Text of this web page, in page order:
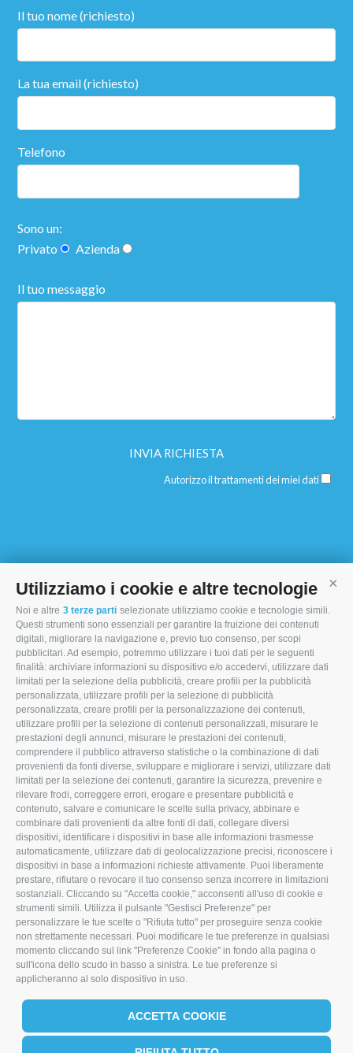
Utilizziamo i cookie e altre tecnologie
Noi e altre 3 terze parti selezionate utilizziamo cookie e tecnologie simili.
Questi strumenti sono essenziali per garantire la fruizione dei contenuti
digitali, migliorare la navigazione e, previo tuo consenso, per scopi
pubblicitari. Ad esempio, potremmo utilizzare i tuoi dati per le seguenti
finalità: archiviare informazioni su dispositivo e/o accedervi, utilizzare dati
limitati per la selezione della pubblicità, creare profili per la pubblicità
personalizzata, utilizzare profili per la selezione di pubblicità
personalizzata, creare profili per la personalizzazione dei contenuti,
utilizzare profili per la selezione di contenuti personalizzati, misurare le
prestazioni degli annunci, misurare le prestazioni dei contenuti,
comprendere il pubblico attraverso statistiche o la combinazione di dati
provenienti da fonti diverse, sviluppare e migliorare i servizi, utilizzare dati
limitati per la selezione dei contenuti, garantire la sicurezza, prevenire e
rilevare frodi, correggere errori, erogare e presentare pubblicità e
contenuto, salvare e comunicare le scelte sulla privacy, abbinare e
combinare dati provenienti da altre fonti di dati, collegare diversi
dispositivi, identificare i dispositivi in base alle informazioni trasmesse
automaticamente, utilizzare dati di geolocalizzazione precisi, riconoscere i
dispositivi in base a informazioni richieste attivamente. Puoi liberamente
prestare, rifiutare o revocare il tuo consenso senza incorrere in limitazioni
sostanziali. Cliccando su "Accetta cookie," acconsenti all'uso di cookie e
strumenti simili. Utilizza il pulsante "Gestisci Preferenze" per
personalizzare le tue scelte o "Rifiuta tutto" per proseguire senza cookie
non strettamente necessari. Puoi modificare le tue preferenze in qualsiasi
momento cliccando sul link "Preferenze Cookie" in fondo alla pagina o
sull'icona dello scudo in basso a sinistra. Le tue preferenze si
applicheranno al solo dispositivo in uso.
ACCETTA COOKIE
Il tuo nome (richiesto)
La tua email (richiesto)
Telefono
Sono un:
Privato
Azienda
Il tuo messaggio
Autorizzo il trattamenti dei miei dati
I MORI STOCK PRICE EQUIPMENT SRL
Via Maranello, 19
47853 Coriano (RN)
(+39) 345 0369943
info@imoristock.com
T
w
i
t
t
e
r
F
a
c
e
b
o
o
k
L
i
n
k
e
d
I
n